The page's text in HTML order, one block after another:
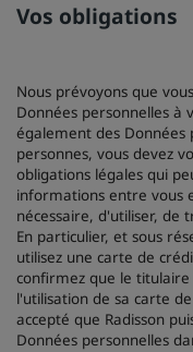
Vos obligations
Nous prévoyons que
Données personnelles à
également des Données
personnes, vous devez
obligations légales qui
informations entre vous
nécessaire, d'utiliser,
En particulier, et sous
utilisez une carte de
confirmez que le
l'utilisation de sa carte
accepté que Radisson
Données personnelles